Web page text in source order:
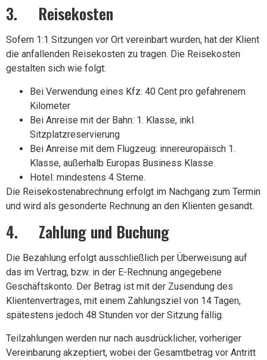
3. Reisekosten
Sofern 1:1 Sitzungen vor Ort vereinbart wurden, hat der Klient
die anfallenden Reisekosten zu tragen. Die Reisekosten
gestalten sich wie folgt:
Bei Verwendung eines Kfz: 40 Cent pro gefahrenem
Kilometer
Bei Anreise mit der Bahn: 1. Klasse, inkl.
Sitzplatzreservierung
Bei Anreise mit dem Flugzeug: innereuropäisch 1.
Klasse, außerhalb Europas Business Klasse.
Hotel: mindestens 4 Sterne.
Die Reisekostenabrechnung erfolgt im Nachgang zum Termin
und wird als gesonderte Rechnung an den Klienten gesandt.
4. Zahlung und Buchung
Die Bezahlung erfolgt ausschließlich per Überweisung auf
das im Vertrag, bzw. in der E-Rechnung angegebene
Geschäftskonto. Der Betrag ist mit der Zusendung des
Klientenvertrages, mit einem Zahlungsziel von 14 Tagen,
spätestens jedoch 48 Stunden vor der Sitzung fällig.
Teilzahlungen werden nur nach ausdrücklicher, vorheriger
Vereinbarung akzeptiert, wobei der Gesamtbetrag vor Antritt